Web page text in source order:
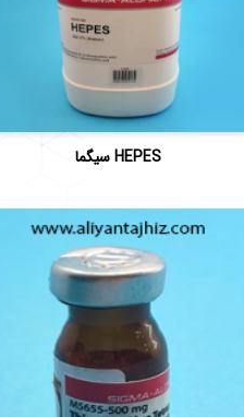
HEPES سیگما